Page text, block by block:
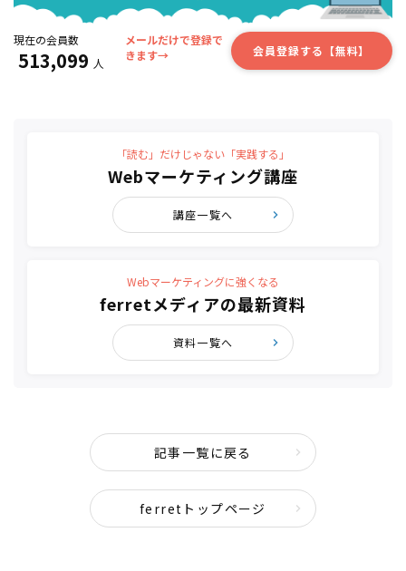
現在の会員数
513,099 人
メールだけで登録で
きます→
会員登録する【無料】
「読む」だけじゃない「実践する」
Webマーケティング講座
講座一覧へ
Webマーケティングに強くなる
ferretメディアの最新資料
資料一覧へ
記事一覧に戻る
ferretトップページ